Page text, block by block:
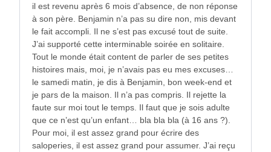
il est revenu après 6 mois d’absence, de non réponse
à son père. Benjamin n’a pas su dire non, mis devant
le fait accompli. Il ne s’est pas excusé tout de suite.
J’ai supporté cette interminable soirée en solitaire.
Tout le monde était content de parler de ses petites
histoires mais, moi, je n’avais pas eu mes excuses…
le samedi matin, je dis à Benjamin, bon week-end et
je pars de la maison. Il n’a pas compris. Il rejette la
faute sur moi tout le temps. Il faut que je sois adulte
que ce n’est qu’un enfant… bla bla bla (à 16 ans ?).
Pour moi, il est assez grand pour écrire des
saloperies, il est assez grand pour assumer. J’ai reçu